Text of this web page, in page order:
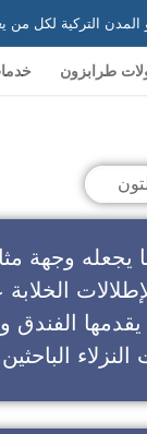
طرابزون
وجهة
الفندق